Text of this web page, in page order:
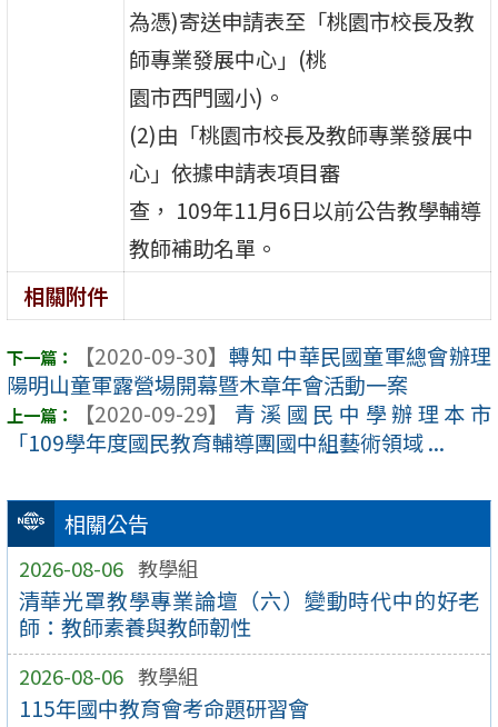
相關公告
2026-08-06 教學組
清華光罩教學專業論壇（六）變動時代中的好老
師：教師素養與教師韌性
2026-08-06 教學組
115年國中教育會考命題研習會
為憑)寄送申請表至「桃園市校長及教
師專業發展中心」(桃
園市西門國小)。
(2)由「桃園市校長及教師專業發展中
心」依據申請表項目審
查， 109年11月6日以前公告教學輔導
教師補助名單。
相關附件
【2020-09-30】 轉知 中華民國童軍總會辦理
陽明山童軍露營場開幕暨木章年會活動一案
【2020-09-29】
青溪國民中學辦理本市
「109學年度國民教育輔導團國中組藝術領域 ...